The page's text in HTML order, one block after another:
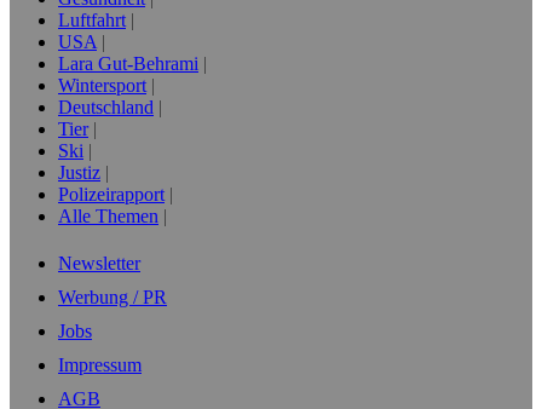
Luftfahrt
USA
Lara Gut-Behrami
Wintersport
Deutschland
Tier
Ski
Justiz
Polizeirapport
Alle Themen
Newsletter
Werbung / PR
Jobs
Impressum
AGB